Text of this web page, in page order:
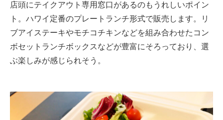
店頭にテイクアウト専用窓口があるのもうれしいポイン
ト。ハワイ定番のプレートランチ形式で販売します。リ
ブアイステーキやモチコチキンなどを組み合わせたコン
ボセットランチボックスなどが豊富にそろっており、選
ぶ楽しみが感じられそう。